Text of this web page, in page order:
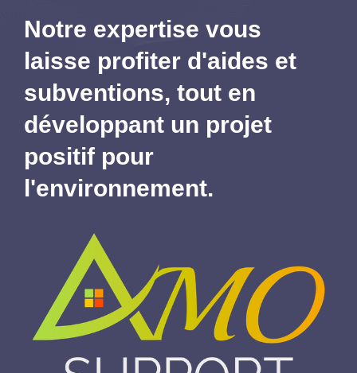
Notre expertise vous
laisse profiter d'aides et
subventions, tout en
développant un projet
positif pour
l'environnement.